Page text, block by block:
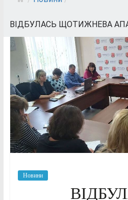
ВІДБУЛАСЬ ЩОТИЖНЕВА
Новини